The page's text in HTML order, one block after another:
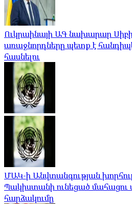
Ուկրաինայի ԱԳ նախարար
առաջնորդները պետք է
հասնելու
ՄԱԿ-ի Անվտանգության
Պակիստանի ունեցած
հարձակումը